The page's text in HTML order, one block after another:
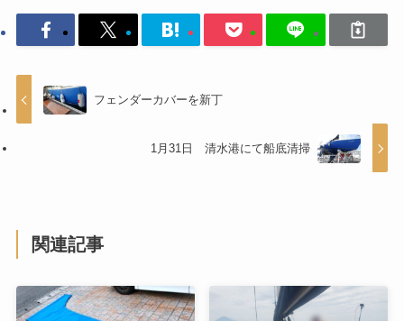
フェンダーカバーを新丁
1月31日 清水港にて船底清掃
関連記事